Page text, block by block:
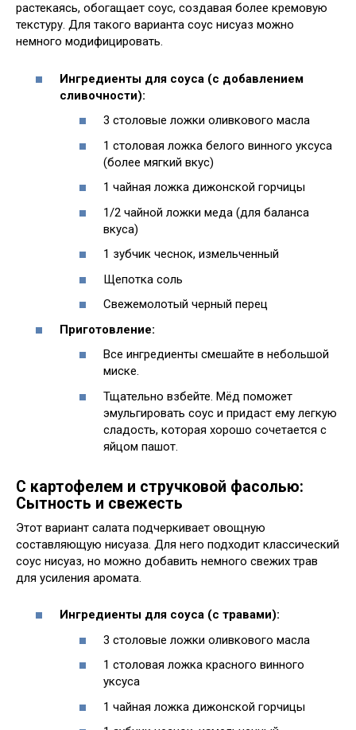
растекаясь, обогащает соус, создавая более кремовую
текстуру. Для такого варианта соус нисуаз можно
немного модифицировать.
Ингредиенты для соуса (с добавлением
сливочности):
3 столовые ложки оливкового масла
1 столовая ложка белого винного уксуса
(более мягкий вкус)
1 чайная ложка дижонской горчицы
1/2 чайной ложки меда (для баланса
вкуса)
1 зубчик чеснок, измельченный
Щепотка соль
Свежемолотый черный перец
Приготовление:
Все ингредиенты смешайте в небольшой
миске.
Тщательно взбейте. Мёд поможет
эмульгировать соус и придаст ему легкую
сладость, которая хорошо сочетается с
яйцом пашот.
С картофелем и стручковой фасолью:
Сытность и свежесть
Этот вариант салата подчеркивает овощную
составляющую нисуаза. Для него подходит классический
соус нисуаз, но можно добавить немного свежих трав
для усиления аромата.
Ингредиенты для соуса (с травами):
3 столовые ложки оливкового масла
1 столовая ложка красного винного
уксуса
1 чайная ложка дижонской горчицы